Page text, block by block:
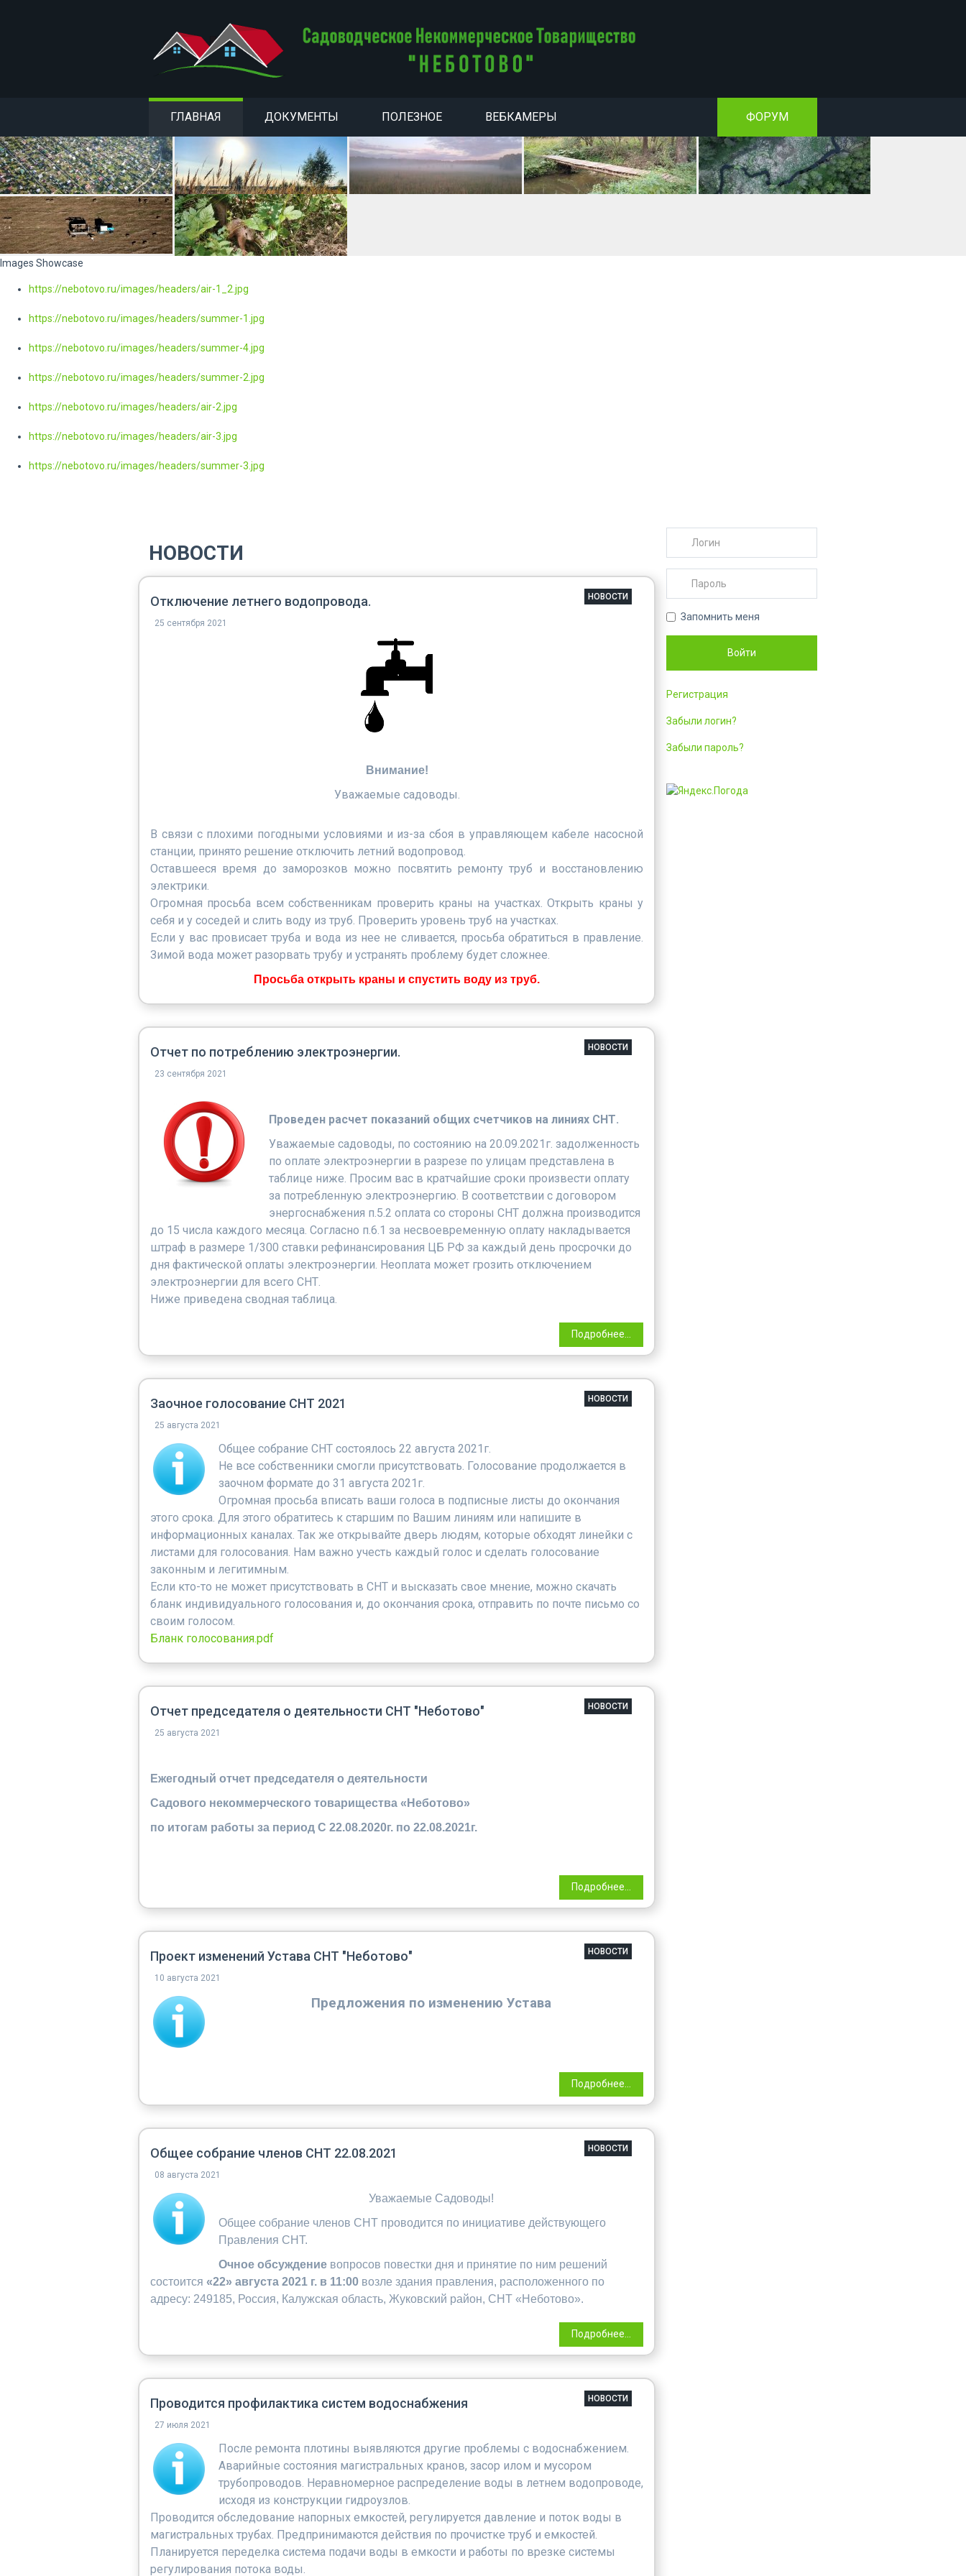
ГЛАВНАЯ ДОКУМЕНТЫ ПОЛЕЗНОЕ ВЕБКАМЕРЫ ФОРУМ
Images Showcase
https://nebotovo.ru/images/headers/air-1_2.jpg
https://nebotovo.ru/images/headers/summer-1.jpg
https://nebotovo.ru/images/headers/summer-4.jpg
https://nebotovo.ru/images/headers/summer-2.jpg
https://nebotovo.ru/images/headers/air-2.jpg
https://nebotovo.ru/images/headers/air-3.jpg
https://nebotovo.ru/images/headers/summer-3.jpg
НОВОСТИ
Отключение летнего водопровода. НОВОСТИ
25 сентября 2021
Внимание!
Уважаемые садоводы.
В связи с плохими погодными условиями и из-за сбоя в управляющем кабеле насосной
станции, принято решение отключить летний водопровод.
Оставшееся время до заморозков можно посвятить ремонту труб и восстановлению
электрики.
Огромная просьба всем собственникам проверить краны на участках. Открыть краны у
себя и у соседей и слить воду из труб. Проверить уровень труб на участках.
Если у вас провисает труба и вода из нее не сливается, просьба обратиться в правление.
Зимой вода может разорвать трубу и устранять проблему будет сложнее.
Просьба открыть краны и спустить воду из труб.
Отчет по потреблению электроэнергии. НОВОСТИ
23 сентября 2021
Проведен расчет показаний общих счетчиков на линиях СНТ.
Уважаемые садоводы, по состоянию на 20.09.2021г. задолженность
по оплате электроэнергии в разрезе по улицам представлена в
таблице ниже. Просим вас в кратчайшие сроки произвести оплату
за потребленную электроэнергию. В соответствии с договором
энергоснабжения п.5.2 оплата со стороны СНТ должна производится
до 15 числа каждого месяца. Согласно п.6.1 за несвоевременную оплату накладывается
штраф в размере 1/300 ставки рефинансирования ЦБ РФ за каждый день просрочки до
дня фактической оплаты электроэнергии. Неоплата может грозить отключением
электроэнергии для всего СНТ.
Ниже приведена сводная таблица.
Подробнее...
Заочное голосование СНТ 2021 НОВОСТИ
25 августа 2021
Общее собрание СНТ состоялось 22 августа 2021г.
Не все собственники смогли присутствовать. Голосование продолжается в
заочном формате до 31 августа 2021г.
Огромная просьба вписать ваши голоса в подписные листы до окончания
этого срока. Для этого обратитесь к старшим по Вашим линиям или напишите в
информационных каналах. Так же открывайте дверь людям, которые обходят линейки с
листами для голосования. Нам важно учесть каждый голос и сделать голосование
законным и легитимным.
Если кто-то не может присутствовать в СНТ и высказать свое мнение, можно скачать
бланк индивидуального голосования и, до окончания срока, отправить по почте письмо со
своим голосом.
Бланк голосования.pdf
Отчет председателя о деятельности СНТ "Неботово" НОВОСТИ
25 августа 2021
Ежегодный отчет председателя о деятельности
Садового некоммерческого товарищества «Неботово»
по итогам работы за период С 22.08.2020г. по 22.08.2021г.
Подробнее...
Проект изменений Устава СНТ "Неботово" НОВОСТИ
10 августа 2021
Предложения по изменению Устава
Подробнее...
Общее собрание членов СНТ 22.08.2021 НОВОСТИ
08 августа 2021
Уважаемые Садоводы!
Общее собрание членов СНТ проводится по инициативе действующего
Правления СНТ.
Очное обсуждение вопросов повестки дня и принятие по ним решений
состоится «22» августа 2021 г. в 11:00 возле здания правления, расположенного по
адресу: 249185, Россия, Калужская область, Жуковский район, СНТ «Неботово».
Подробнее...
Проводится профилактика систем водоснабжения НОВОСТИ
27 июля 2021
После ремонта плотины выявляются другие проблемы с водоснабжением.
Аварийные состояния магистральных кранов, засор илом и мусором
трубопроводов. Неравномерное распределение воды в летнем водопроводе,
исходя из конструкции гидроузлов.
Проводится обследование напорных емкостей, регулируется давление и поток воды в
магистральных трубах. Предпринимаются действия по прочистке труб и емкостей.
Планируется переделка система подачи воды в емкости и работы по врезке системы
регулирования потока воды.
Запомнить меня
Войти
Регистрация
Забыли логин?
Забыли пароль?